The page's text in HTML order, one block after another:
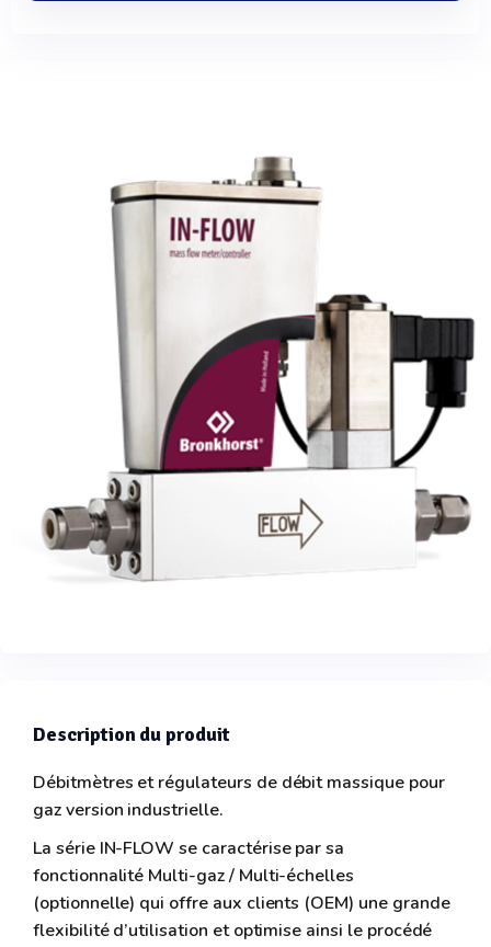
Description du produit
Débitmètres et régulateurs de débit massique pour
gaz version industrielle.
La série IN-FLOW se caractérise par sa
fonctionnalité Multi-gaz / Multi-échelles
(optionnelle) qui offre aux clients (OEM) une grande
flexibilité d’utilisation et optimise ainsi le procédé